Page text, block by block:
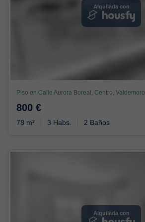
Alquilada con
Piso en Calle Aurora Boreal, Centro, Valdemoro
800 €
78 m² 3 Habs. 2 Baños
Alquilada con